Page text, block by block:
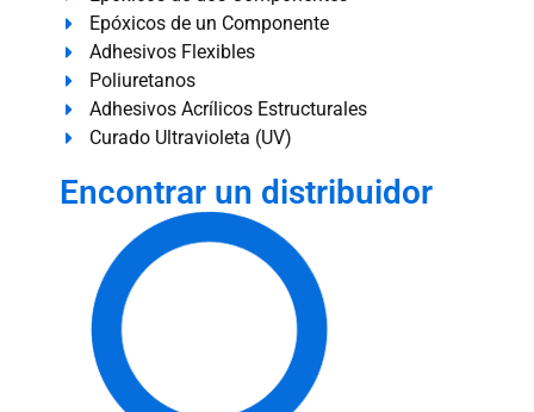
Epóxicos de un Componente
Adhesivos Flexibles
Poliuretanos
Adhesivos Acrílicos Estructurales
Curado Ultravioleta (UV)
Encontrar un distribuidor